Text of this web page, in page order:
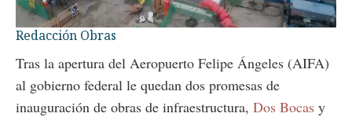
Unmute Loaded:
65.73%
Redacción Obras
Tras la apertura del Aeropuerto Felipe Ángeles (AIFA)
al gobierno federal le quedan dos promesas de
inauguración de obras de infraestructura, Dos Bocas y